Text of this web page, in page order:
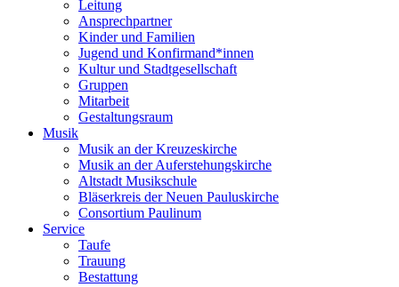
Leitung
Ansprechpartner
Kinder und Familien
Jugend und Konfirmand*innen
Kultur und Stadtgesellschaft
Gruppen
Mitarbeit
Gestaltungsraum
Musik
Musik an der Kreuzeskirche
Musik an der Auferstehungskirche
Altstadt Musikschule
Bläserkreis der Neuen Pauluskirche
Consortium Paulinum
Service
Taufe
Trauung
Bestattung